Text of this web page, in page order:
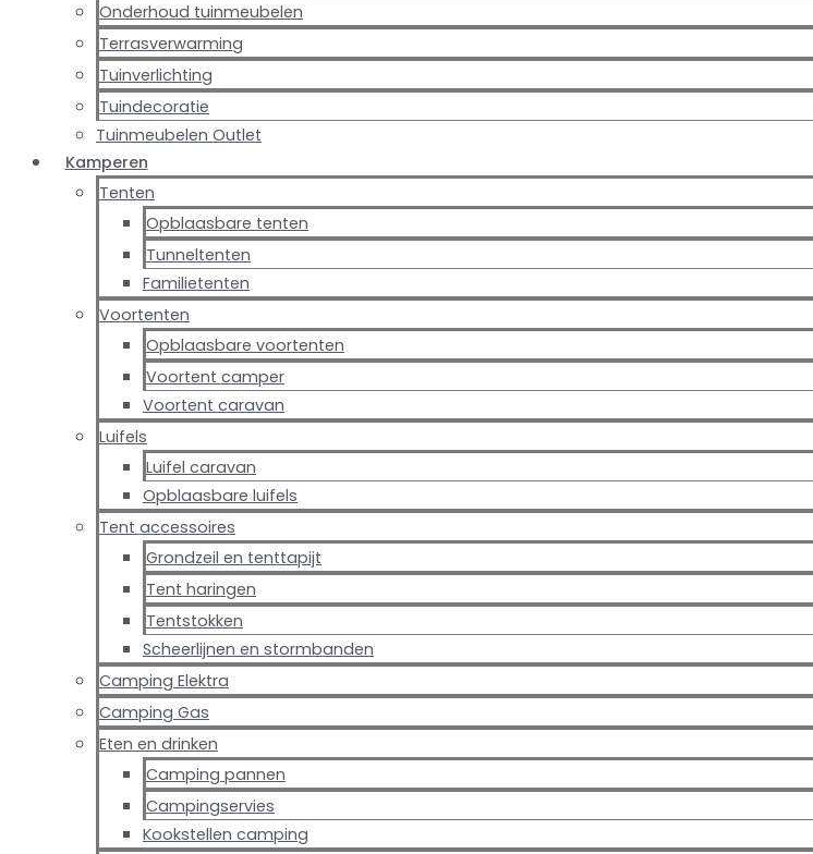
Onderhoud tuinmeubelen
Terrasverwarming
Tuinverlichting
Tuindecoratie
Tuinmeubelen Outlet
Kamperen
Tenten
Opblaasbare tenten
Tunneltenten
Familietenten
Voortenten
Opblaasbare voortenten
Voortent camper
Voortent caravan
Luifels
Luifel caravan
Opblaasbare luifels
Tent accessoires
Grondzeil en tenttapijt
Tent haringen
Tentstokken
Scheerlijnen en stormbanden
Camping Elektra
Camping Gas
Eten en drinken
Camping pannen
Campingservies
Kookstellen camping